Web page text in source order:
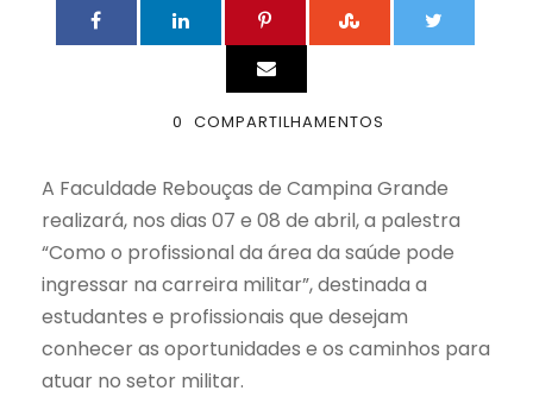
0 COMPARTILHAMENTOS
A Faculdade Rebouças de Campina Grande
realizará, nos dias 07 e 08 de abril, a palestra
“Como o profissional da área da saúde pode
ingressar na carreira militar”, destinada a
estudantes e profissionais que desejam
conhecer as oportunidades e os caminhos para
atuar no setor militar.